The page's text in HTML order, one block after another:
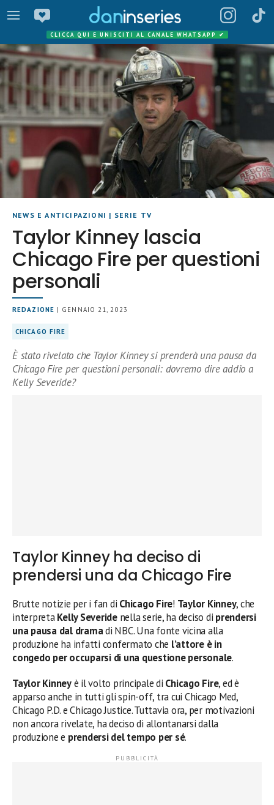
CLICCA QUI E UNISCITI AL CANALE WHATSAPP ✔
NEWS E ANTICIPAZIONI | SERIE TV
Taylor Kinney lascia
Chicago Fire per questioni
personali
REDAZIONE | GENNAIO 21, 2023
CHICAGO FIRE
È stato rivelato che Taylor Kinney si prenderà una pausa da
Chicago Fire per questioni personali: dovremo dire addio a
Kelly Severide?
Taylor Kinney ha deciso di
prendersi una da Chicago Fire
Brutte notizie per i fan di Chicago Fire! Taylor Kinney, che
interpretaKelly Severidenella serie, ha deciso di prendersi
una pausa dal dramadi NBC. Una fonte vicina alla
produzione ha infatti confermato che l’attore è in
congedo per occuparsi di una questione personale.
Taylor Kinneyè il volto principale di Chicago Fire, ed è
apparso anche in tutti gli spin-off, tra cui Chicago Med,
Chicago P.D. e Chicago Justice. Tuttavia ora, per motivazioni
non ancora rivelate, ha deciso di allontanarsi dalla
produzione e prendersi del tempo per sé.